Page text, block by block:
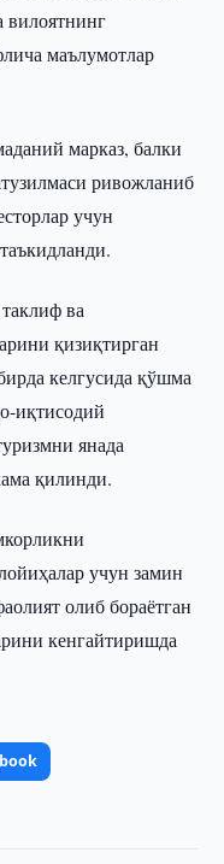
вилоятнинг
маълумотлар
марказ, балки
ривожланиб
учун
ва
қизиқтирган
келгусида қўшма
иқтисодий
янада
қилинди.
учун замин
олиб бораётган
кенгайтиришда